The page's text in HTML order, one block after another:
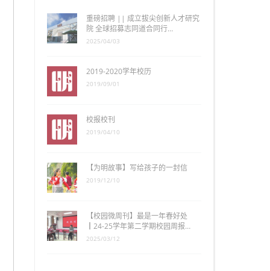
重磅招聘 || 成立拔尖创新人才研究
院 全球招募志同道合同行…
2025/04/03
2019-2020学年校历
2019/09/01
校报校刊
2019/04/10
【为明故事】写给孩子的一封信
2019/12/10
【校园微周刊】最是一年春好处
┃24-25学年第二学期校园周报…
2025/03/12